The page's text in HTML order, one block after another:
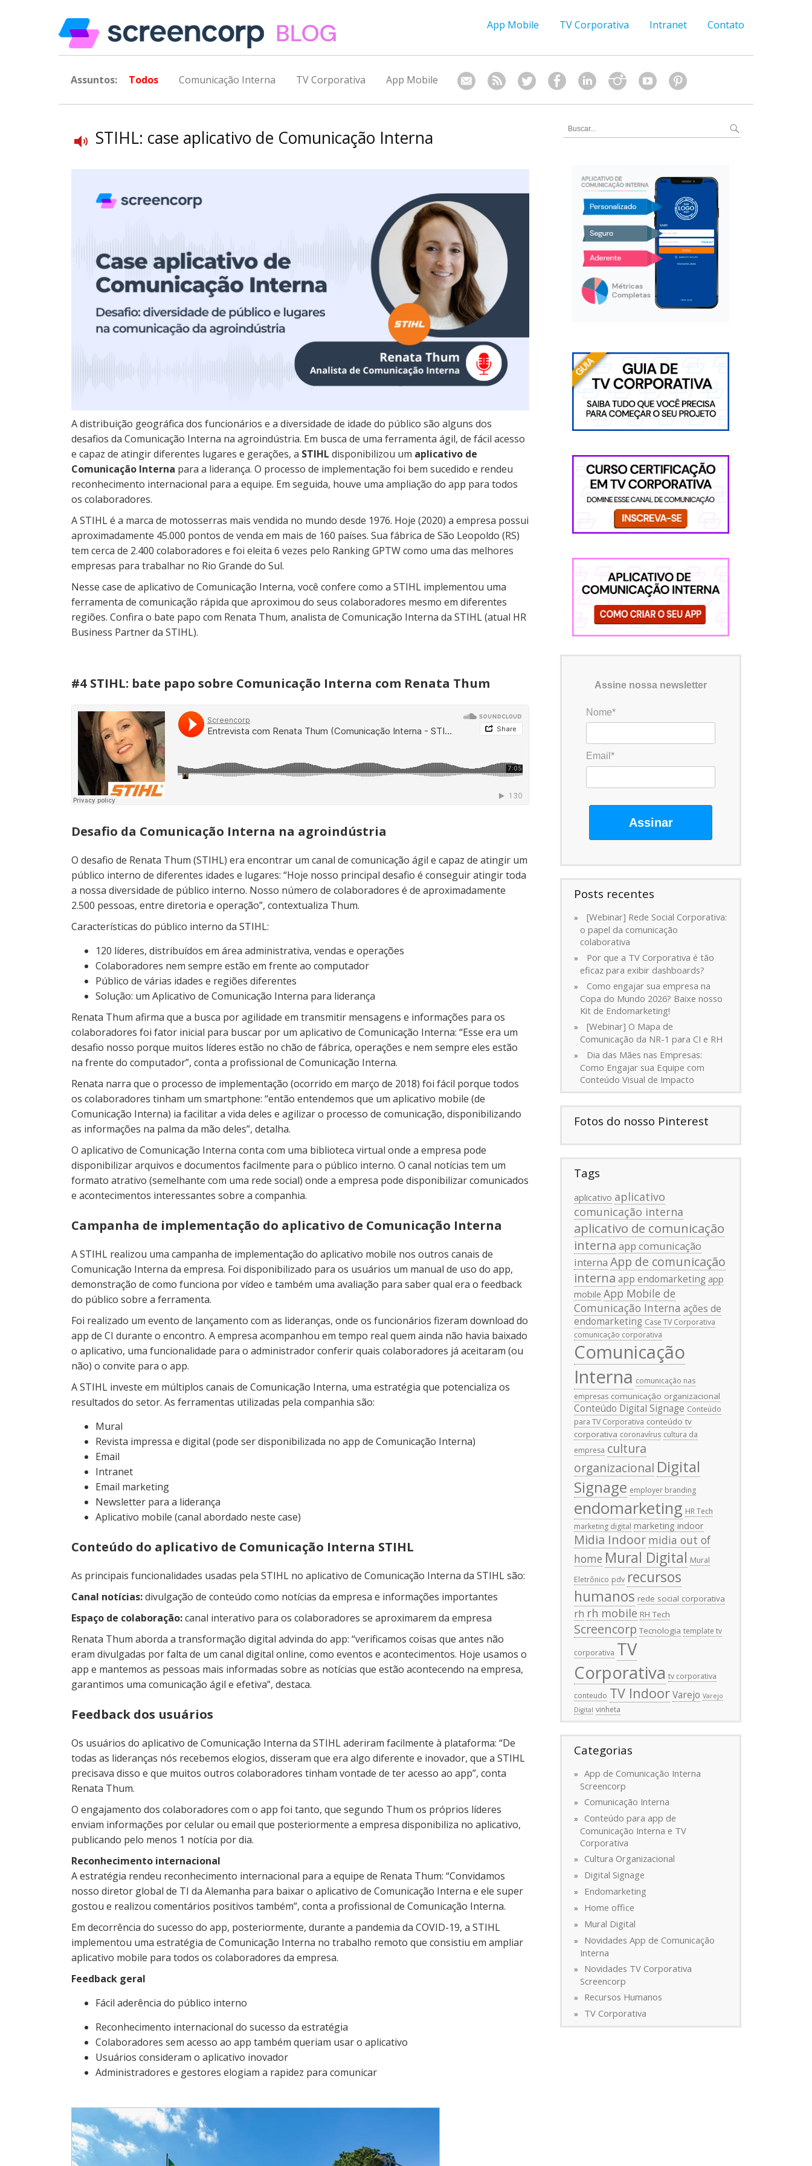
App Mobile TV Corporativa Intranet Contato
Assuntos: Todos Comunicação Interna TV Corporativa App Mobile
STIHL: case aplicativo de Comunicação Interna
A distribuição geográfica dos funcionários e a diversidade de idade do público são alguns dos
desafios da Comunicação Interna na agroindústria. Em busca de uma ferramenta ágil, de fácil acesso
e capaz de atingir diferentes lugares e gerações, a STIHL disponibilizou um aplicativo de
Comunicação Interna para a liderança. O processo de implementação foi bem sucedido e rendeu
reconhecimento internacional para a equipe. Em seguida, houve uma ampliação do app para todos
os colaboradores.
A STIHL é a marca de motosserras mais vendida no mundo desde 1976. Hoje (2020) a empresa possui
aproximadamente 45.000 pontos de venda em mais de 160 países. Sua fábrica de São Leopoldo (RS)
tem cerca de 2.400 colaboradores e foi eleita 6 vezes pelo Ranking GPTW como uma das melhores
empresas para trabalhar no Rio Grande do Sul.
Nesse case de aplicativo de Comunicação Interna, você confere como a STIHL implementou uma
ferramenta de comunicação rápida que aproximou do seus colaboradores mesmo em diferentes
regiões. Confira o bate papo com Renata Thum, analista de Comunicação Interna da STIHL (atual HR
Business Partner da STIHL).
#4 STIHL: bate papo sobre Comunicação Interna com Renata Thum
Desafio da Comunicação Interna na agroindústria
O desafio de Renata Thum (STIHL) era encontrar um canal de comunicação ágil e capaz de atingir um
público interno de diferentes idades e lugares: “Hoje nosso principal desafio é conseguir atingir toda
a nossa diversidade de público interno. Nosso número de colaboradores é de aproximadamente
2.500 pessoas, entre diretoria e operação”, contextualiza Thum.
Características do público interno da STIHL:
120 líderes, distribuídos em área administrativa, vendas e operações
Colaboradores nem sempre estão em frente ao computador
Público de várias idades e regiões diferentes
Solução: um Aplicativo de Comunicação Interna para liderança
Renata Thum afirma que a busca por agilidade em transmitir mensagens e informações para os
colaboradores foi fator inicial para buscar por um aplicativo de Comunicação Interna: “Esse era um
desafio nosso porque muitos líderes estão no chão de fábrica, operações e nem sempre eles estão
na frente do computador”, conta a profissional de Comunicação Interna.
Renata narra que o processo de implementação (ocorrido em março de 2018) foi fácil porque todos
os colaboradores tinham um smartphone: “então entendemos que um aplicativo mobile (de
Comunicação Interna) ia facilitar a vida deles e agilizar o processo de comunicação, disponibilizando
as informações na palma da mão deles”, detalha.
O aplicativo de Comunicação Interna conta com uma biblioteca virtual onde a empresa pode
disponibilizar arquivos e documentos facilmente para o público interno. O canal notícias tem um
formato atrativo (semelhante com uma rede social) onde a empresa pode disponibilizar comunicados
e acontecimentos interessantes sobre a companhia.
Campanha de implementação do aplicativo de Comunicação Interna
A STIHL realizou uma campanha de implementação do aplicativo mobile nos outros canais de
Comunicação Interna da empresa. Foi disponibilizado para os usuários um manual de uso do app,
demonstração de como funciona por vídeo e também uma avaliação para saber qual era o feedback
do público sobre a ferramenta.
Foi realizado um evento de lançamento com as lideranças, onde os funcionários fizeram download do
app de CI durante o encontro. A empresa acompanhou em tempo real quem ainda não havia baixado
o aplicativo, uma funcionalidade para o administrador conferir quais colaboradores já aceitaram (ou
não) o convite para o app.
A STIHL investe em múltiplos canais de Comunicação Interna, uma estratégia que potencializa os
resultados do setor. As ferramentas utilizadas pela companhia são:
Mural
Revista impressa e digital (pode ser disponibilizada no app de Comunicação Interna)
Email
Intranet
Email marketing
Newsletter para a liderança
Aplicativo mobile (canal abordado neste case)
Conteúdo do aplicativo de Comunicação Interna STIHL
As principais funcionalidades usadas pela STIHL no aplicativo de Comunicação Interna da STIHL são:
Canal notícias:divulgação de conteúdo como notícias da empresa e informações importantes
Espaço de colaboração:canal interativo para os colaboradores se aproximarem da empresa
Renata Thum aborda a transformação digital advinda do app: “verificamos coisas que antes não
eram divulgadas por falta de um canal digital online, como eventos e acontecimentos. Hoje usamos o
app e mantemos as pessoas mais informadas sobre as notícias que estão acontecendo na empresa,
garantimos uma comunicação ágil e efetiva”, destaca.
Feedback dos usuários
Os usuários do aplicativo de Comunicação Interna da STIHL aderiram facilmente à plataforma: “De
todas as lideranças nós recebemos elogios, disseram que era algo diferente e inovador, que a STIHL
precisava disso e que muitos outros colaboradores tinham vontade de ter acesso ao app”, conta
Renata Thum.
O engajamento dos colaboradores com o app foi tanto, que segundo Thum os próprios líderes
enviam informações por celular ou email que posteriormente a empresa disponibiliza no aplicativo,
publicando pelo menos 1 notícia por dia.
Reconhecimento internacional
A estratégia rendeu reconhecimento internacional para a equipe de Renata Thum: “Convidamos
nosso diretor global de TI da Alemanha para baixar o aplicativo de Comunicação Interna e ele super
gostou e realizou comentários positivos também”, conta a profissional de Comunicação Interna.
Em decorrência do sucesso do app, posteriormente, durante a pandemia da COVID-19, a STIHL
implementou uma estratégia de Comunicação Interna no trabalho remoto que consistiu em ampliar
aplicativo mobile para todos os colaboradores da empresa.
Feedback geral
Fácil aderência do público interno
Reconhecimento internacional do sucesso da estratégia
Colaboradores sem acesso ao app também queriam usar o aplicativo
Usuários consideram o aplicativo inovador
Administradores e gestores elogiam a rapidez para comunicar
Assine nossa newsletter
Nome*
Email*
Assinar
Posts recentes
[Webinar] Rede Social Corporativa:
o papel da comunicação
colaborativa
Por que a TV Corporativa é tão
eficaz para exibir dashboards?
Como engajar sua empresa na
Copa do Mundo 2026? Baixe nosso
Kit de Endomarketing!
[Webinar] O Mapa de
Comunicação da NR-1 para CI e RH
Dia das Mães nas Empresas:
Como Engajar sua Equipe com
Conteúdo Visual de Impacto
Fotos do nosso Pinterest
Tags
aplicativo aplicativo
comunicação interna
aplicativo de comunicação
interna app comunicação
interna App de comunicação
interna app endomarketing app
mobile App Mobile de
Comunicação Interna ações de
endomarketing Case TV Corporativa
comunicação corporativa
Comunicação
Interna comunicação nas
empresas comunicação organizacional
Conteúdo Digital Signage Conteúdo
para TV Corporativa conteúdo tv
corporativa coronavírus cultura da
empresa cultura
organizacional Digital
Signage employer branding
endomarketing HR Tech
marketing digital marketing indoor
Midia Indoor midia out of
home Mural Digital Mural
Eletrônico pdv recursos
humanos rede social corporativa
rh rh mobile RH Tech
Screencorp Tecnologia template tv
corporativa TV
Corporativa tv corporativa
conteudo TV IndoorVarejo Varejo
Digital vinheta
Categorias
App de Comunicação Interna
Screencorp
Comunicação Interna
Conteúdo para app de
Comunicação Interna e TV
Corporativa
Cultura Organizacional
Digital Signage
Endomarketing
Home office
Mural Digital
Novidades App de Comunicação
Interna
Novidades TV Corporativa
Screencorp
Recursos Humanos
TV Corporativa